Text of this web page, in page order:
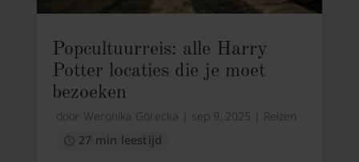
Popcultuurreis: alle Harry
Potter locaties die je moet
bezoeken
door Weronika Górecka sep 9, 2025
Reizen
27 min leestijd